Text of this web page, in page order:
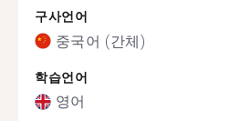
구사언어
중국어 (간체)
학습언어
영어